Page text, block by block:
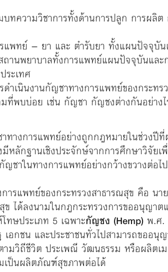
ทความวิชาการทั้งด้านการปลูก การผลิ
พทย์ – ยา และ ตำรับยา ทั้งแผนปัจจุบั
านพยาบาลทั้งการแพทย์แผนปัจจุบันและ
ะเทศ
ำเนินงานกัญชาทางการแพทย์ของกระทร
ที่พบบ่อย เช่น กัญชา กัญชงต่างกันอย่างไ
าทางการแพทย์อย่างถูกกฎหมายในช่วงปี
หลักฐานเชิงประจักษ์จากการศึกษาวิจัย
ญชาในทางการแพทย์อย่างกว้างขวางต่อไป
ารแพทย์ของกระทรวงสาธารณสุข คือ
ข ได้ลงนามในกฎกระทรวงการขออนุญา
ทษประเภท 5 เฉพาะกัญชง (Hemp)พ.ศ.
เอกชน และประชาชนทั่วไปสามารถขออ
มวิถีชีวิต ประเพณี วัฒนธรรม หรือผลิต
เป็นผลิตภัณฑ์สุขภาพต่อได้